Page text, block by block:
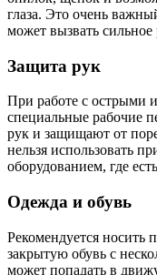
глаза. Это очень
может вызвать
Защита рук
При работе с острыми
специальные рабочие
рук и защищают от
нельзя использовать
оборудованием, где
Одежда и обувь
Рекомендуется
закрытую обувь с
может попадать в